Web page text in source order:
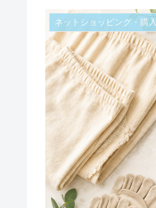
ネットショッピング・購